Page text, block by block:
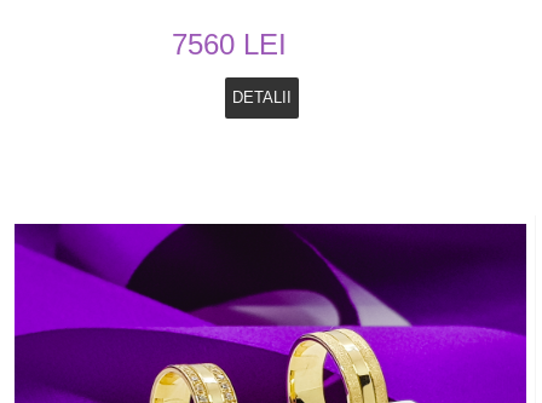
7560 LEI
DETALII